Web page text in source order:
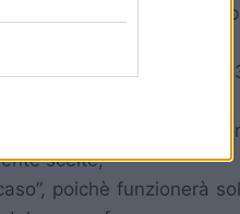
e imposta nei
“Alleato con HP
ogni singola
scelte;
poichè funzionerà